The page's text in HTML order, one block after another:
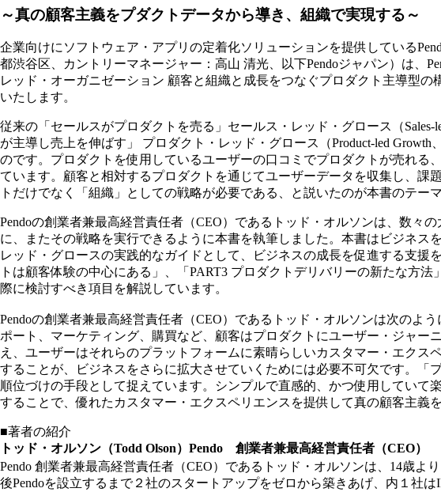
～真の顧客主義をプダクトデータから導き、組織で実現する～
企業向けにソフトウェア・アプリの定着化ソリューションを提供している
都渋谷区、カントリーマネージャー：高山 清光、以下Pendoジャパン）は、
レッド・オーガニゼーション 顧客と組織と成長をつなぐプロダクト主導型
いたします。
従来の「セールスがプロダクトを売る」セールス・レッド・グロース（
が主導し売上を伸ばす」 プロダクト・レッド・グロース（Product-led
のです。プロダクトを使用しているユーザーの口コミでプロダクトが売れ
ています。顧客と相対するプロダクトを通じてユーザーデータを収集し、
トだけでなく「組織」としての戦略が必要である、と説いたのが本書のテー
Pendoの創業者兼最高経営責任者（CEO）であるトッド・オルソンは、数々
に、またその戦略を実行できるように本書を執筆しました。本書はビジネ
レッド・グロースの実践的なガイドとして、ビジネスの成長を促進する支援
トは顧客体験の中心にある」、「PART3 プロダクトデリバリーの新たな方
際に検討すべき項目を解説しています。
Pendoの創業者兼最高経営責任者（CEO）であるトッド・オルソンは次の
ポート、マーケティング、購買など、顧客はプロダクトにユーザー・ジャ
え、ユーザーはそれらのプラットフォームに素晴らしいカスタマー・エク
することが、ビジネスをさらに拡大させていくためには必要不可欠です。
順位づけの手段として捉えています。シンプルで直感的、かつ使用してい
することで、優れたカスタマー・エクスペリエンスを提供して真の顧客主義
■著者の紹介
トッド・オルソン（Todd Olson）Pendo 創業者兼最高経営責任者（CEO）
Pendo 創業者兼最高経営責任者（CEO）であるトッド・オルソンは、14歳
後Pendoを設立するまで２社のスタートアップをゼロから築きあげ、内１社